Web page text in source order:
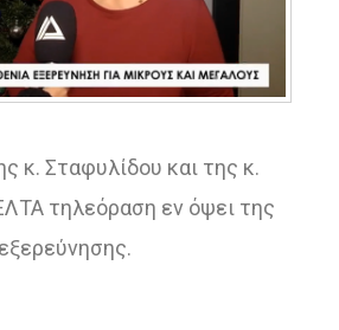
κ. Σταφυλίδου και της κ.
τηλεόραση εν όψει της